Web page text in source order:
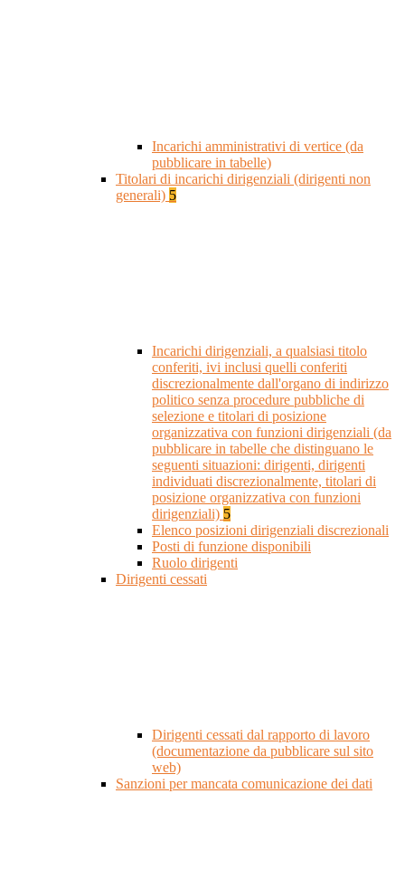
Incarichi amministrativi di vertice (da
pubblicare in tabelle)
Titolari di incarichi dirigenziali (dirigenti non
generali) 5
Incarichi dirigenziali, a qualsiasi titolo
conferiti, ivi inclusi quelli conferiti
discrezionalmente dall'organo di indirizzo
politico senza procedure pubbliche di
selezione e titolari di posizione
organizzativa con funzioni dirigenziali (da
pubblicare in tabelle che distinguano le
seguenti situazioni: dirigenti, dirigenti
individuati discrezionalmente, titolari di
posizione organizzativa con funzioni
dirigenziali) 5
Elenco posizioni dirigenziali discrezionali
Posti di funzione disponibili
Ruolo dirigenti
Dirigenti cessati
Dirigenti cessati dal rapporto di lavoro
(documentazione da pubblicare sul sito
web)
Sanzioni per mancata comunicazione dei dati